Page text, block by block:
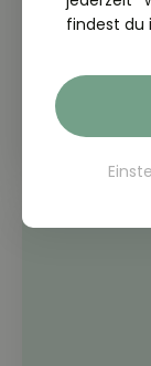
THEORIE
Wie
findest du